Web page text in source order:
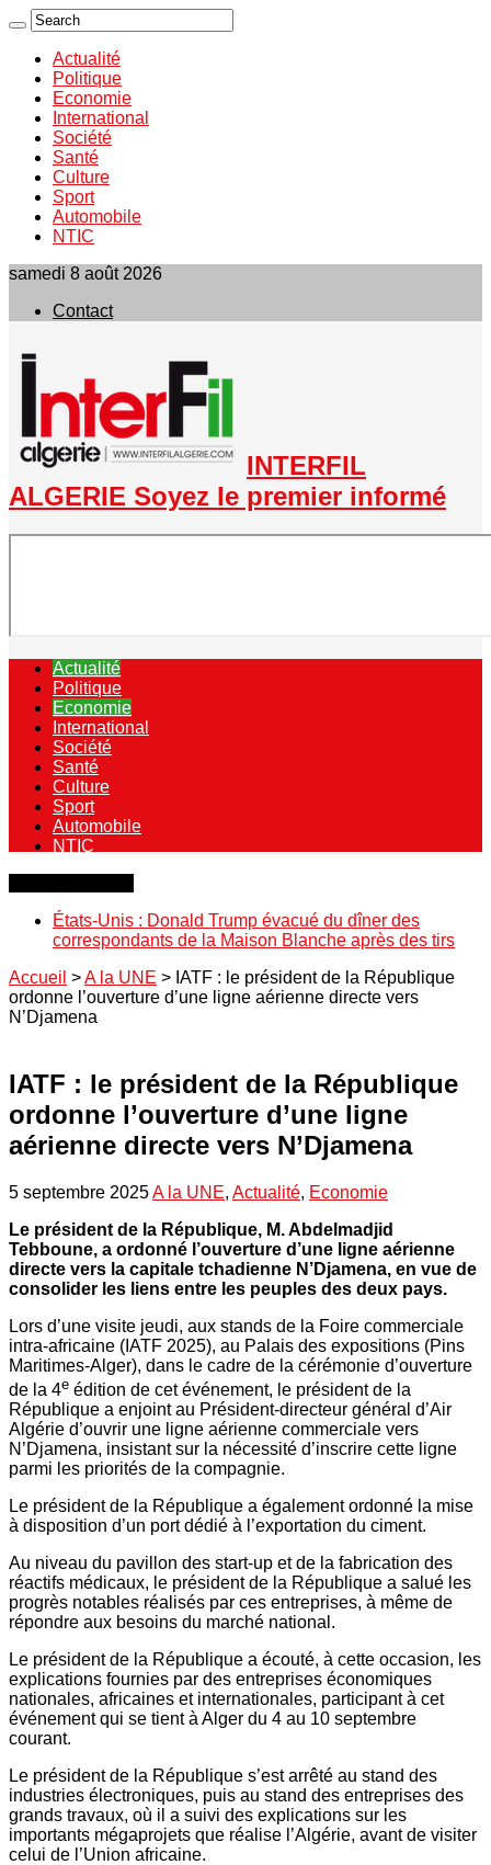
Actualité
Politique
Economie
International
Société
Santé
Culture
Sport
Automobile
NTIC
samedi 8 août 2026
Contact
INTERFIL
ALGERIE Soyez le premier informé
Actualité
Politique
Economie
International
Société
Santé
Culture
Sport
Automobile
NTIC
États-Unis : Donald Trump évacué du dîner des
correspondants de la Maison Blanche après des tirs
Accueil >A la UNE > IATF : le président de la République
ordonne l’ouverture d’une ligne aérienne directe vers
N’Djamena
IATF : le président de la République
ordonne l’ouverture d’une ligne
aérienne directe vers N’Djamena
5 septembre 2025A la UNE, Actualité, Economie
Le président de la République, M. Abdelmadjid
Tebboune, a ordonné l’ouverture d’une ligne aérienne
directe vers la capitale tchadienne N’Djamena, en vue de
consolider les liens entre les peuples des deux pays.
Lors d’une visite jeudi, aux stands de la Foire commerciale
intra-africaine (IATF 2025), au Palais des expositions (Pins
Maritimes-Alger), dans le cadre de la cérémonie d’ouverture
de la 4e édition de cet événement, le président de la
République a enjoint au Président-directeur général d’Air
Algérie d’ouvrir une ligne aérienne commerciale vers
N’Djamena, insistant sur la nécessité d’inscrire cette ligne
parmi les priorités de la compagnie.
Le président de la République a également ordonné la mise
à disposition d’un port dédié à l’exportation du ciment.
Au niveau du pavillon des start-up et de la fabrication des
réactifs médicaux, le président de la République a salué les
progrès notables réalisés par ces entreprises, à même de
répondre aux besoins du marché national.
Le président de la République a écouté, à cette occasion, les
explications fournies par des entreprises économiques
nationales, africaines et internationales, participant à cet
événement qui se tient à Alger du 4 au 10 septembre
courant.
Le président de la République s’est arrêté au stand des
industries électroniques, puis au stand des entreprises des
grands travaux, où il a suivi des explications sur les
importants mégaprojets que réalise l’Algérie, avant de visiter
celui de l’Union africaine.